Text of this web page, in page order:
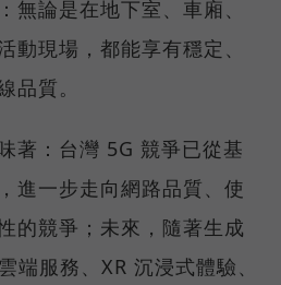
無論是在地下室、車廂、
動現場，都能享有穩定、
品質。
著：台灣 5G 競爭已從基
進一步走向網路品質、使
的競爭；未來，隨著生成
服務、XR 沉浸式體驗、